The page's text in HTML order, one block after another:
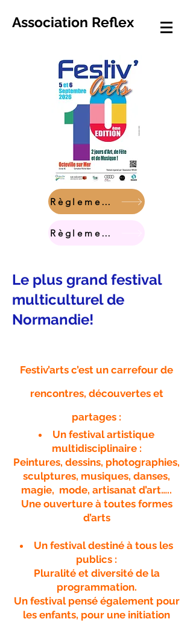
Association Reflex
Règlement des artistes
Règlement des Festivaliers
Le plus grand festival
multiculturel de
Normandie!
Festiv’arts c’est un carrefour de
rencontres, découvertes et
partages :
Un festival artistique
multidisciplinaire :
Peintures, dessins, photographies,
sculptures, musiques, danses,
magie, mode, artisanat d’art…..
Une ouverture à toutes formes
d’arts
Un festival destiné à tous les
publics :
Pluralité et diversité de la
programmation.
Un festival pensé également pour
les enfants, pour une initiation